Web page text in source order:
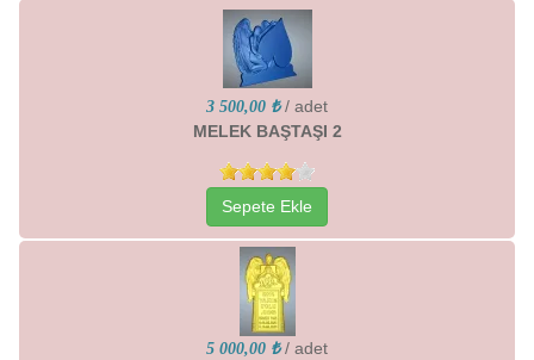
3 500,00 ₺ / adet
MELEK BAŞTAŞI 2
Sepete Ekle
5 000,00 ₺ / adet